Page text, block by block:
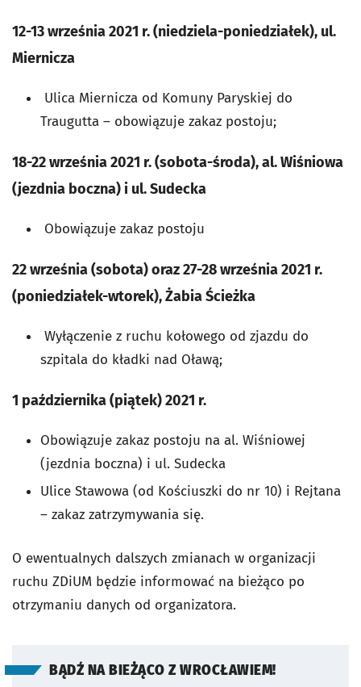
12-13 września 2021 r. (niedziela-poniedziałek), ul.
Miernicza
Ulica Miernicza od Komuny Paryskiej do
Traugutta – obowiązuje zakaz postoju;
18-22 września 2021 r. (sobota-środa), al. Wiśniowa
(jezdnia boczna) i ul. Sudecka
Obowiązuje zakaz postoju
22 września (sobota) oraz 27-28 września 2021 r.
(poniedziałek-wtorek), Żabia Ścieżka
Wyłączenie z ruchu kołowego od zjazdu do
szpitala do kładki nad Oławą;
1 października (piątek) 2021 r.
Obowiązuje zakaz postoju na al. Wiśniowej
(jezdnia boczna) i ul. Sudecka
Ulice Stawowa (od Kościuszki do nr 10) i Rejtana
– zakaz zatrzymywania się.
O ewentualnych dalszych zmianach w organizacji
ruchu ZDiUM będzie informować na bieżąco po
otrzymaniu danych od organizatora.
BĄDŹ NA BIEŻĄCO Z WROCŁAWIEM!